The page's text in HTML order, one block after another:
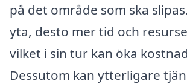
på det område som ska
yta, desto mer tid och
vilket i sin tur kan öka
Dessutom kan ytterligare